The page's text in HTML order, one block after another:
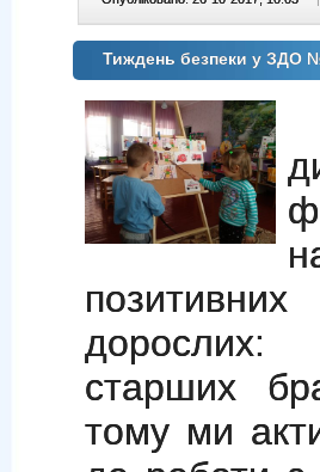
Тиждень безпеки у ЗДО
дорослих:
старших
тому ми